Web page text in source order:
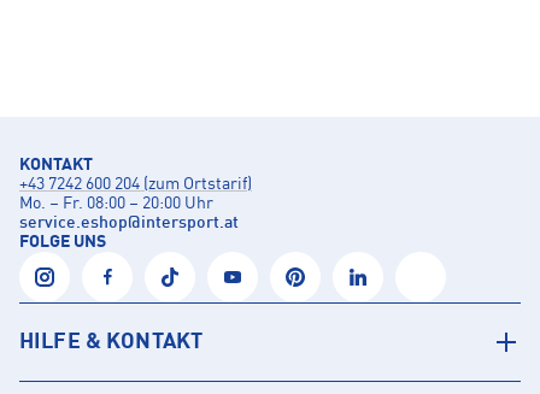
KONTAKT
+43 7242 600 204 (zum Ortstarif)
Mo. – Fr. 08:00 – 20:00 Uhr
service.eshop@intersport.at
FOLGE UNS
HILFE & KONTAKT